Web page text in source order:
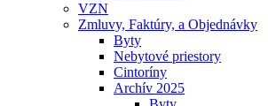
VZN
Zmluvy, Faktúry, a Objednávky
Byty
Nebytové priestory
Cintoríny
Archív 2025